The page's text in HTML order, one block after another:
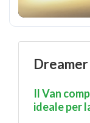
Dreamer
Il Van
ideale per